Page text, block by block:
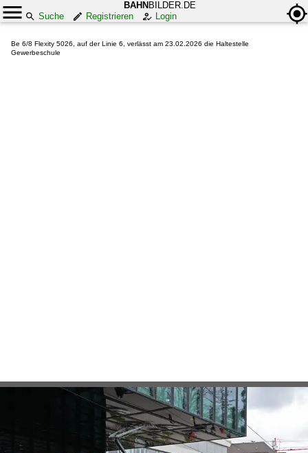
BAHN BILDER.DE
Suche
Registrieren Login
Be 6/8 Flexity 5026, auf der Linie 6, verlässt am 23.02.2026 die Haltestelle
Gewerbeschule